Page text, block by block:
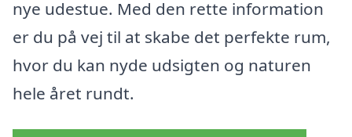
nye udestue. Med den rette information
er du på vej til at skabe det perfekte rum,
hvor du kan nyde udsigten og naturen
hele året rundt.